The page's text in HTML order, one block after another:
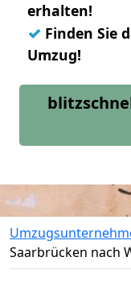
erhalten!
✓ Finden Sie
Umzug!
Saarbrücken nach